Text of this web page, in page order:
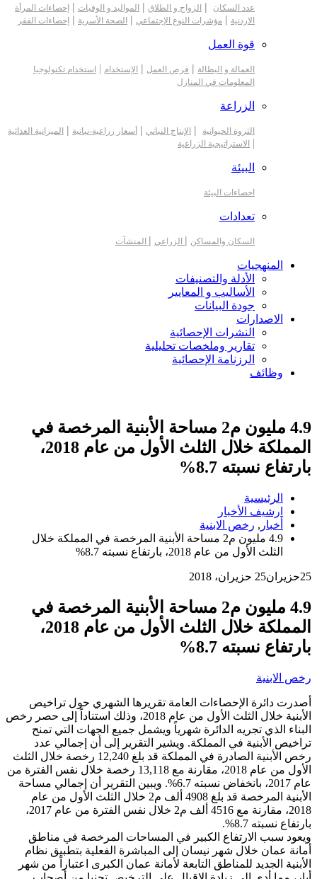
عدد السكان | الزواج و الطلاق | المواليد و الوفيات | إحصاءات المرأة
الاردنية | مؤشرات النوع الإجتماعي | الصحة الأسرية | إحصاءات الفقر
قوة العمل
العمالة و البطالة | فرص العمل | الإستخدام |
استخدام تكنولوجيا
المعلومات في المنازل
الزراعة
الثروة الحيوانية | الإنتاج النباتي | أسعار زراعية-نباتية | الميزانية الغذائية
| الاستراتيجية الزراعية
البيئة
احصاءات البيئة
تعدادات
السكان والمساكن | الزراعي | المنشآت
المنهجيات
الأدلة والتصنيفات
الأساليب و المعايير
جودة البيانات
الاصدارات
النشرات الإحصائية
تقارير وملخصات تحليلية
الرزنامة الإحصائية
وظائف
4.9 مليون م2 مساحة الأبنية المرخصة في
المملكة خلال الثلث الأول من عام 2018،
بارتفاع نسبته 8.7%
الرئيسية
ارشيف الأخبار
أخبار , رخص الابنية
4.9 مليون م2 مساحة الأبنية المرخصة في المملكة خلال
الثلث الأول من عام 2018، بارتفاع نسبته 8.7%
25حزيران25 حزيران، 2018
4.9 مليون م2 مساحة الأبنية المرخصة في
المملكة خلال الثلث الأول من عام 2018،
بارتفاع نسبته 8.7%
رخص الابنية
أصدرت دائرة الإحصاءات العامة تقريرها الشهري حول تراخيص
الأبنية خلال الثلث الأول من عام 2018، وذلك استناداً إلى حصر رخص
البناء الذي تجريه الدائرة شهرياً ويشمل جميع الجهات التي تمنح
تراخيص الأبنية في المملكة. ويشير التقرير إلى أن إجمالي عدد
رخص الأبنية الصادرة في المملكة قد بلغ 12,240 رخصة خلال الثلث
الأول من عام 2018، مقارنة مع 13,118 رخصة خلال نفس الفترة من
عام 2017، بانخفاض نسبته 6.7%. ويبين التقرير أن إجمالي مساحة
الأبنية المرخصة قد بلغ 4908 ألف م2 خلال الثلث الأول من عام
2018، مقارنة مع 4516 ألف م2 خلال نفس الفترة من عام 2017،
بارتفاع نسبته 8.7%.
ويعود سبب الارتفاع الكبير في المساحات المرخصة في مناطق
أمانة عمان خلال شهر نيسان إلى المباشرة الفعلية بتطبيق نظام
الأبنية الجديد للمناطق التابعة لأمانة عمان الكبرى اعتباراً من شهر